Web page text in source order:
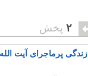
۲ پخش
زندگی پرماجرای آیت